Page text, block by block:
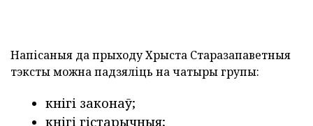
Напісаныя да прыходу Хрыста Старазапаветныя
тэксты можна падзяліць на чатыры групы:
кнігі законаў;
кнігі гістарычныя;